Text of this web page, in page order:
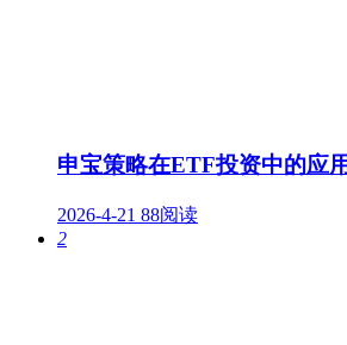
申宝策略在ETF投资中的应
2026-4-21 88阅读
2